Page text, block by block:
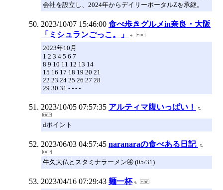
会社を設立し、2024年からデイリーポータルZを承継。
2023/10/07 15:46:00 食べ歩きグルメin奈良・大阪
「ミシュランごっこ。」
2023年10月
1 2 3 4 5 6 7
8 9 10 11 12 13 14
15 16 17 18 19 20 21
22 23 24 25 26 27 28
29 30 31 - - - -
2023/10/05 07:57:35 アルティマ腹いっぱい！
dポイント
2023/06/03 04:57:45 naranaraの食べある日記
牛久大仏とスタミナラーメン④ (05/31)
2023/04/16 07:29:43 麺一杯